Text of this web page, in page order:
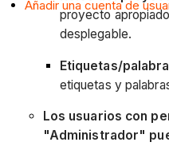
proyecto
desplegable.
Etiquetas/
etiquetas y
Los usuarios con
"Administrador"
Añadir una cuenta de